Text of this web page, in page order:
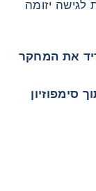
יזומה
את המחקר
סימפוזיון